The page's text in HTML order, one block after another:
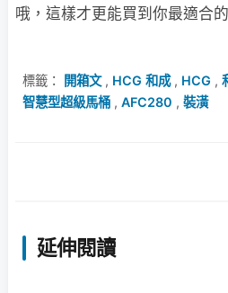
哦，這樣才更能買到你最適合
標籤： 開箱文, HCG 和成, HCG ,
智慧型超級馬桶 , AFC280 , 裝潢
延伸閱讀